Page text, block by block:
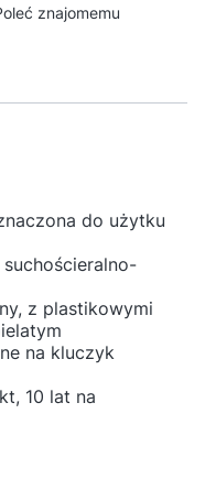
znajomemu
do użytku
z plastikowymi
na kluczyk
10 lat na